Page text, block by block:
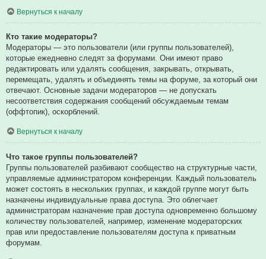
Вернуться к началу
Кто такие модераторы?
Модераторы — это пользователи (или группы пользователей),
которые ежедневно следят за форумами. Они имеют право
редактировать или удалять сообщения, закрывать, открывать,
перемещать, удалять и объединять темы на форуме, за который они
отвечают. Основные задачи модераторов — не допускать
несоответствия содержания сообщений обсуждаемым темам
(оффтопик), оскорблений.
Вернуться к началу
Что такое группы пользователей?
Группы пользователей разбивают сообщество на структурные части,
управляемые администратором конференции. Каждый пользователь
может состоять в нескольких группах, и каждой группе могут быть
назначены индивидуальные права доступа. Это облегчает
администраторам назначение прав доступа одновременно большому
количеству пользователей, например, изменение модераторских
прав или предоставление пользователям доступа к приватным
форумам.